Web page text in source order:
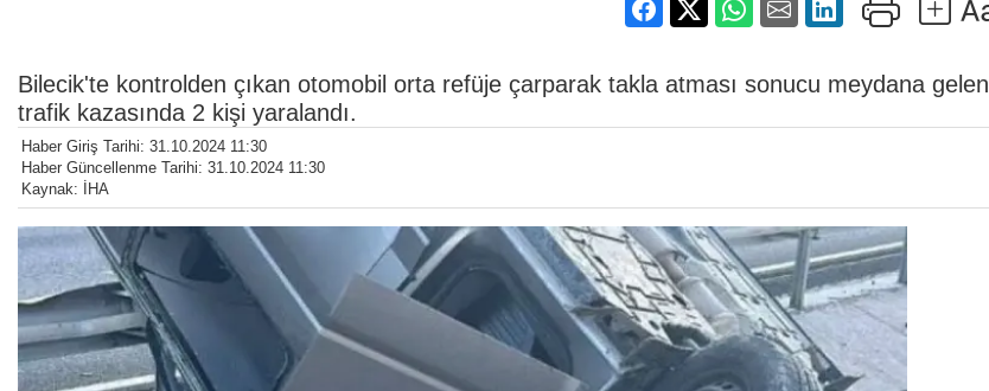
Bilecik'te kontrolden çıkan otomobil orta refüje çarparak takla atması sonucu meydana gelen
trafik kazasında 2 kişi yaralandı.
Haber Giriş Tarihi: 31.10.2024 11:30
Haber Güncellenme Tarihi: 31.10.2024 11:30
Kaynak: İHA